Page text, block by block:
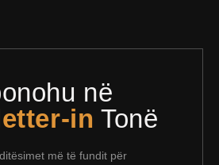
në
in Tonë
më të fundit për